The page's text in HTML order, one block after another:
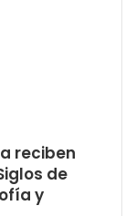
reciben
de
y